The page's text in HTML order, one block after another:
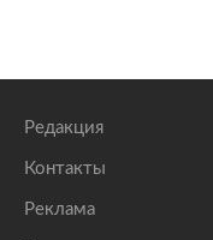
Редакция
Контакты
Реклама